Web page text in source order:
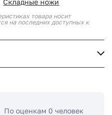
Складные ножи
товара носит
на последних доступных к
По оценкам 0 человек